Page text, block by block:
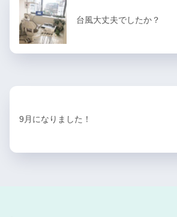
台風大丈夫でしたか？
9月になりました！